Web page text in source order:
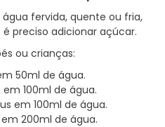
fervida, quente ou fria,
preciso adicionar açúcar.
ou crianças:
50ml de água.
em 100ml de água.
em 100ml de água.
200ml de água.